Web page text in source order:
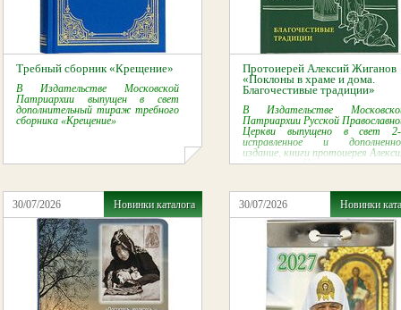
Требный сборник «Крещение»
В Издательстве Московской
Патриархии выпущен в свет
дополнительный тираж требного
сборника «Крещение»
Протоиерей Алексий Жиганов
«Поклоны в храме и дома.
Благочестивые традиции»
В Издательстве
Патриархии Русской
Церкви выпущено в свет 2-
исправленное и
издание, книги протоиерея
Жиганова «Поклоны в храме
30/07/2026 Новинки каталога 30/07/2026 Новинки